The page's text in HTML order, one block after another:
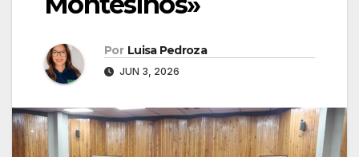
Por Luisa Pedroza
JUN 3, 2026